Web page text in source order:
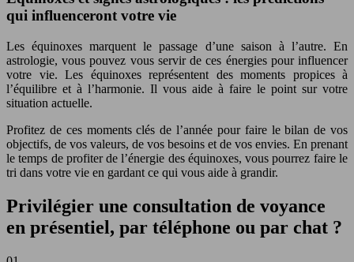
qui influenceront votre vie
Les équinoxes marquent le passage d’une saison à l’autre. En
astrologie, vous pouvez vous servir de ces énergies pour influencer
votre vie. Les équinoxes représentent des moments propices à
l’équilibre et à l’harmonie. Il vous aide à faire le point sur votre
situation actuelle.
Profitez de ces moments clés de l’année pour faire le bilan de vos
objectifs, de vos valeurs, de vos besoins et de vos envies. En prenant
le temps de profiter de l’énergie des équinoxes, vous pourrez faire le
tri dans votre vie en gardant ce qui vous aide à grandir.
Privilégier une consultation de voyance
en présentiel, par téléphone ou par chat ?